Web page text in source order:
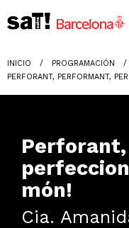
INICIO
PROGRAMACIÓN
PERFORANT, PERFORMANT,
món!
Cia.